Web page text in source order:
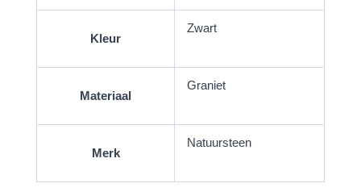
Kleur
Zwart
Materiaal
Graniet
Merk
Natuursteen